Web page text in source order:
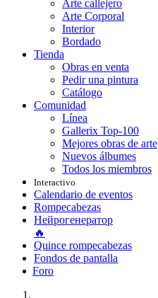
Arte callejero
Arte Corporal
Interior
Bordado
Tienda
Obras en venta
Pedir una pintura
Catálogo
Comunidad
Línea
Gallerix Top-100
Mejores obras de arte
Nuevos álbumes
Todos los miembros
Interactivo
Calendario de eventos
Rompecabezas
Нейрогенератор
🔥
Quince rompecabezas
Fondos de pantalla
Foro